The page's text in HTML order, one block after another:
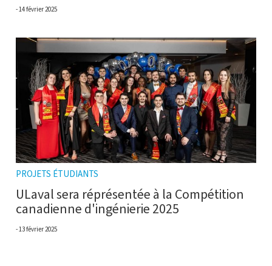
14 février 2025
PROJETS ÉTUDIANTS
ULaval sera réprésentée à la Compétition
canadienne d'ingénierie 2025
13 février 2025